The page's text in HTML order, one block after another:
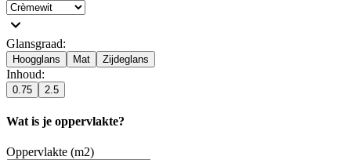
Glansgraad:
Hoogglans Mat Zijdeglans
Inhoud:
0.75 2.5
Wat is je oppervlakte?
Oppervlakte (m2)